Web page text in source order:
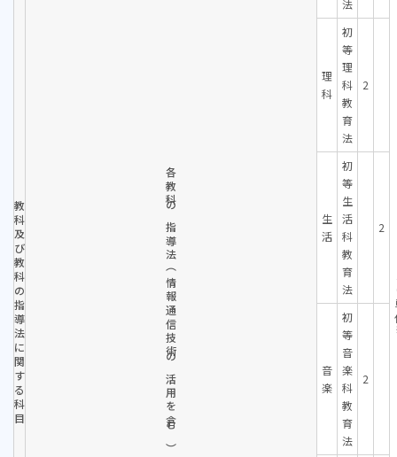
教
科
及
び
教
科
の
指
導
法
に
関
す
る
科
目
各教科の指導法
（情報通信技術
の活用を含む）
法
理
科
初
等
理
科
教
育
法
2
生
活
初
等
生
活
科
教
育
法
2
音
楽
初
等
音
楽
科
教
育
法
2